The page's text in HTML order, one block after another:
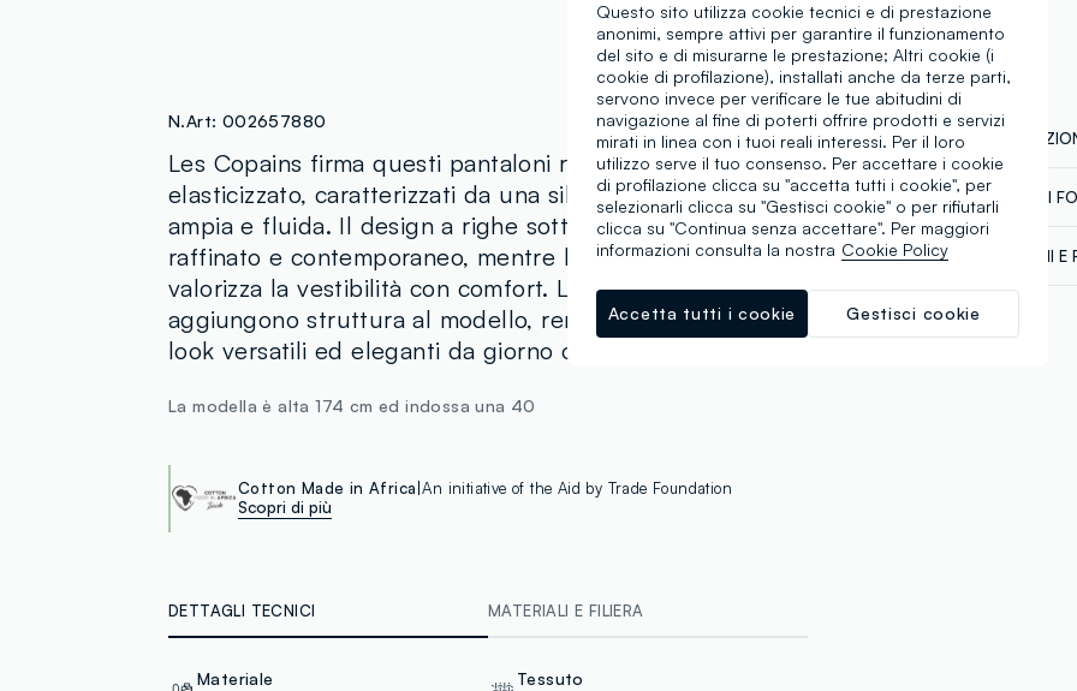
N.Art: 002657880
Les Copains firma questi pantaloni rosa da in cotone
elasticizzato, caratterizzati da una silhouette palazzo
ampia e fluida. Il design a righe sottili dona un tocco
raffinato e contemporaneo, mentre la vita regolare
valorizza la vestibilità con comfort. Le pieghe sul davanti
aggiungono struttura al modello, rendendolo ideale per
look versatili ed eleganti da giorno o da ufficio.
La modella è alta 174 cm ed indossa una 40
Cotton Made in Africa An initiative of the Aid by Trade Foundation
Scopri di più
DETTAGLI TECNICI MATERIALI E FILIERA
Materiale
Tessuto
CATENA DI
Fornitore di
NEW
MADE IN
SPEDIZIONI E
Spedizione
€60.
corriere che
Questo sito utilizza cookie tecnici e di prestazione
anonimi, sempre attivi per garantire il funzionamento
del sito e di misurarne le prestazione; Altri cookie (i
cookie di profilazione), installati anche da terze parti,
servono invece per verificare le tue abitudini di
navigazione al fine di poterti offrire prodotti e servizi
mirati in linea con i tuoi reali interessi. Per il loro
utilizzo serve il tuo consenso. Per accettare i cookie
di profilazione clicca su "accetta tutti i cookie", per
selezionarli clicca su "Gestisci cookie" o per rifiutarli
clicca su "Continua senza accettare". Per maggiori
informazioni consulta la nostra Cookie Policy
Gestisci cookie
Accetta tutti i cookie